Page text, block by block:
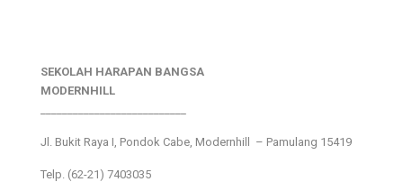
SEKOLAH HARAPAN BANGSA
MODERNHILL
Jl. Bukit Raya I, Pondok Cabe, Modernhill – Pamulang 15419
Telp. (62-21) 7403035